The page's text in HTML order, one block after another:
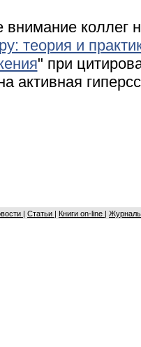
коллег
теория и
" при
активная
Статьи Книги on-line